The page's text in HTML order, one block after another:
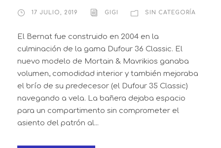
17 JULIO, 2019 GIGI SIN CATEGORÍA
El Bernat fue construido en 2004 en la
culminación de la gama Dufour 36 Classic. El
nuevo modelo de Mortain & Mavrikios ganaba
volumen, comodidad interior y también mejoraba
el brío de su predecesor (el Dufour 35 Classic)
navegando a vela. La bañera dejaba espacio
para un compartimento sin comprometer el
asiento del patrón al...